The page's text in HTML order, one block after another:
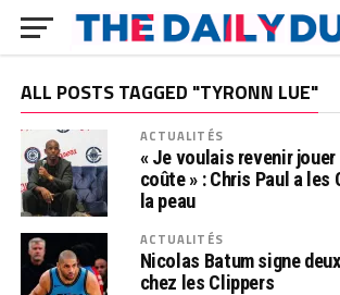
ALL POSTS TAGGED "TYRONN LUE"
ACTUALITÉS
« Je voulais revenir
coûte » : Chris Paul a les
la peau
ACTUALITÉS
Nicolas Batum signe
chez les Clippers